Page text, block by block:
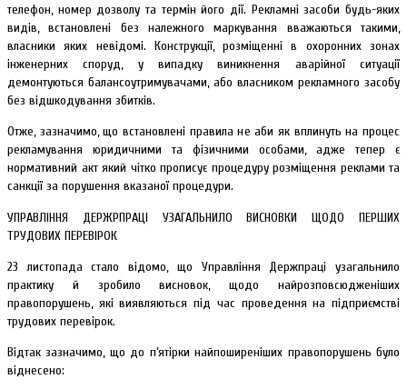
телефон, номер дозволу та термін його дії. Рекламні засоби будь-яких
видів, встановлені без належного маркування вважаються такими,
власники яких невідомі. Конструкції, розміщенні в охоронних зонах
інженерних споруд, у випадку виникнення аварійної ситуації
демонтуються балансоутримувачами, або власником рекламного засобу
без відшкодування збитків.
Отже, зазначимо, що встановлені правила не аби як вплинуть на процес
рекламування юридичними та фізичними особами, адже тепер є
нормативний акт який чітко прописує процедуру розміщення реклами та
санкції за порушення вказаної процедури.
УПРАВЛІННЯ ДЕРЖРПРАЦІ УЗАГАЛЬНИЛО ВИСНОВКИ ЩОДО ПЕРШИХ
ТРУДОВИХ ПЕРЕВІРОК
23 листопада стало відомо, що Управління Держпраці узагальнило
практику й зробило висновок, щодо найрозповсюдженіших
правопорушень, які виявляються під час проведення на підприємстві
трудових перевірок.
Відтак зазначимо, що до п’ятірки найпоширеніших правопорушень було
віднесено: